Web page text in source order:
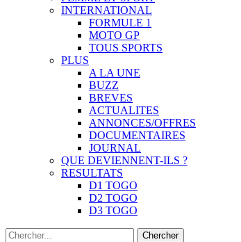
INTERNATIONAL
FORMULE 1
MOTO GP
TOUS SPORTS
PLUS
A LA UNE
BUZZ
BREVES
ACTUALITES
ANNONCES/OFFRES
DOCUMENTAIRES
JOURNAL
QUE DEVIENNENT-ILS ?
RESULTATS
D1 TOGO
D2 TOGO
D3 TOGO